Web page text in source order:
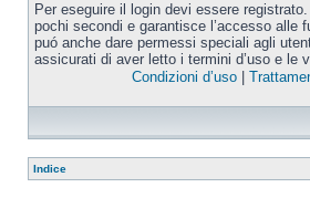
Per eseguire il login devi essere
pochi secondi e garantisce l’accesso alle
puó anche dare permessi speciali agli
assicurati di aver letto i termini d’uso e le
Condizioni d’uso|
Indice